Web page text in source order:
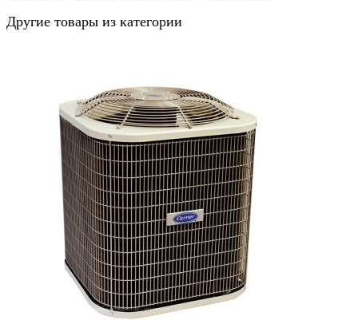
Другие товары из категории